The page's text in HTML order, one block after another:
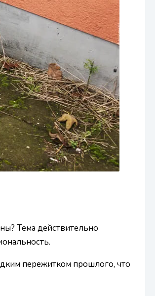
Тема действительно
пережитком прошлого, что